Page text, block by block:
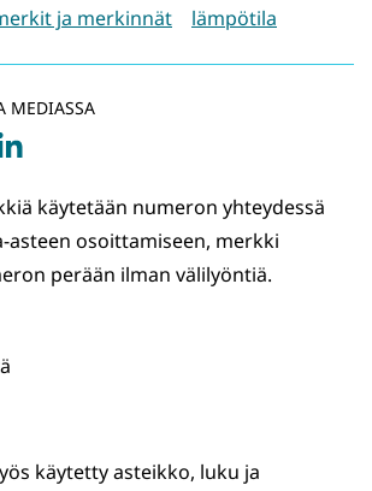
ja merkinnät lämpötila
MEDIASSA
käytetään numeron yhteydessä
asteen osoittamiseen, merkki
perään ilman välilyöntiä.
käytetty asteikko, luku ja